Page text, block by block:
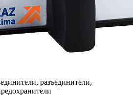
разъединители,